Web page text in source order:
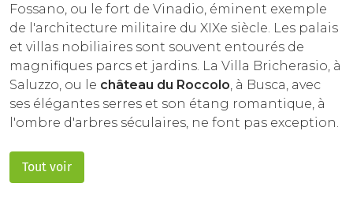
Fossano, ou le fort de Vinadio, éminent exemple
de l'architecture militaire du XIXe siècle. Les palais
et villas nobiliaires sont souvent entourés de
magnifiques parcs et jardins. La Villa Bricherasio, à
Saluzzo, ou le château du Roccolo, à Busca, avec
ses élégantes serres et son étang romantique, à
l'ombre d'arbres séculaires, ne font pas exception.
Tout voir